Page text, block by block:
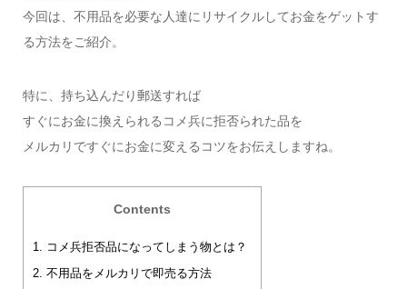
今回は、不用品を必要な人達にリサイクルしてお金をゲットす
る方法をご紹介。
特に、持ち込んだり郵送すれば
すぐにお金に換えられるコメ兵に拒否られた品を
メルカリですぐにお金に変えるコツをお伝えしますね。
Contents
1. コメ兵拒否品になってしまう物とは？
2. 不用品をメルカリで即売る方法